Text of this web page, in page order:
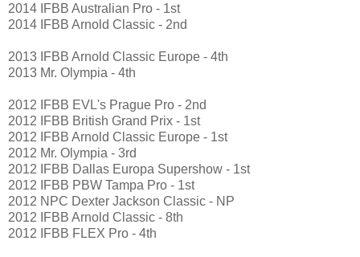
2014 IFBB Australian Pro - 1st
2014 IFBB Arnold Classic - 2nd
2013 IFBB Arnold Classic Europe - 4th
2013 Mr. Olympia - 4th
2012 IFBB EVL's Prague Pro - 2nd
2012 IFBB British Grand Prix - 1st
2012 IFBB Arnold Classic Europe - 1st
2012 Mr. Olympia - 3rd
2012 IFBB Dallas Europa Supershow - 1st
2012 IFBB PBW Tampa Pro - 1st
2012 NPC Dexter Jackson Classic - NP
2012 IFBB Arnold Classic - 8th
2012 IFBB FLEX Pro - 4th